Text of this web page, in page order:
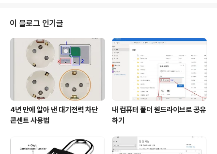
다. 오늘은 사상 최고 더위 기록을 갱신하고 있는 지난 여
름 폭염과 기후 재앙을 다룬 책 에 대하여 함께 살펴보겠습
니다. 더위보다 추위를 많이 타는 저는 남들보다 여름 더위
를 잘 견디는 편입니다. 그래서 폭염으로 힘들어 하는 가족
이나 동료들에게 늘, “8.15만 지나면 더위가 꺽이니 조금
만 참으면 된다”고 말해왔습니..
이 블로그 인기글
4년 만에 알아 낸 대기전력 차단
콘센트 사용법
내 컴퓨터 폴더 원드라이브로 공유
하기